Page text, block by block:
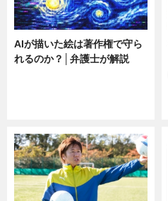
AIが描いた絵は著作権で守ら
れるのか？│弁護士が解説